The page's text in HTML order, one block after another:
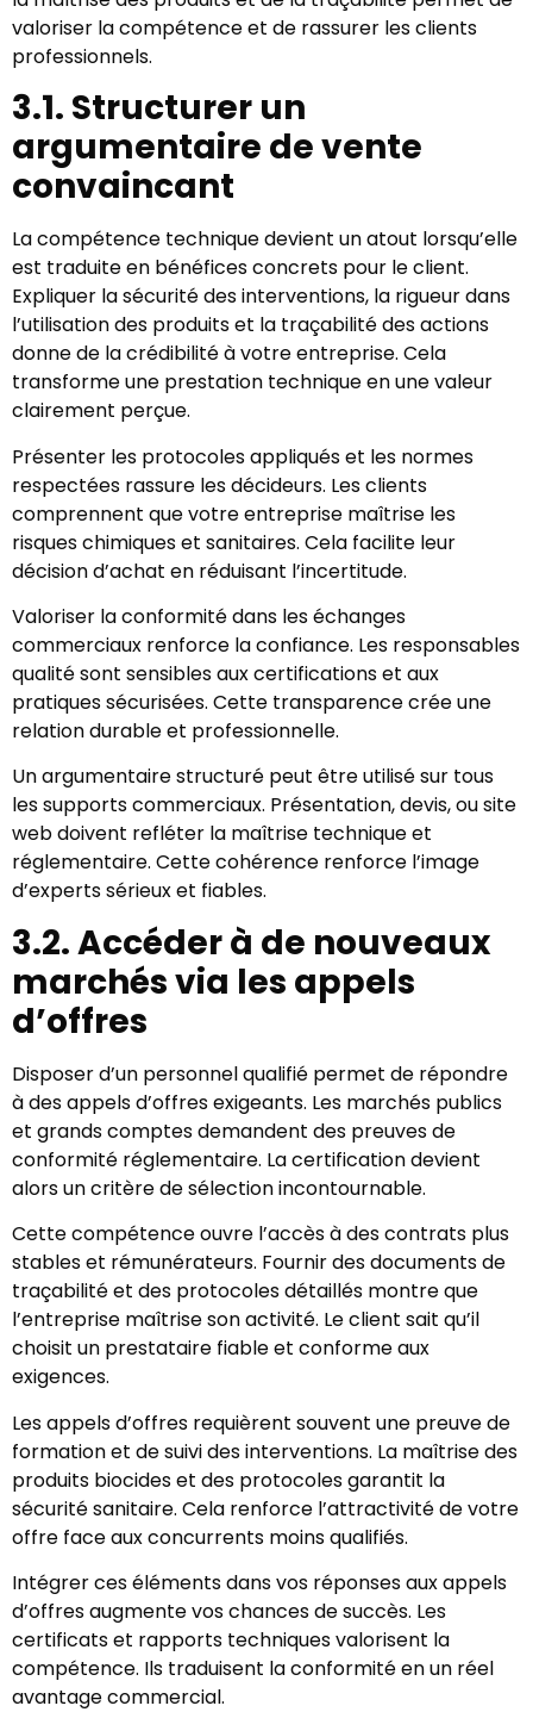
valoriser la compétence et de rassurer les clients
professionnels.
3.1. Structurer un
argumentaire de vente
convaincant
La compétence technique devient un atout lorsqu’elle
est traduite en bénéfices concrets pour le client.
Expliquer la sécurité des interventions, la rigueur dans
l’utilisation des produits et la traçabilité des actions
donne de la crédibilité à votre entreprise. Cela
transforme une prestation technique en une valeur
clairement perçue.
Présenter les protocoles appliqués et les normes
respectées rassure les décideurs. Les clients
comprennent que votre entreprise maîtrise les
risques chimiques et sanitaires. Cela facilite leur
décision d’achat en réduisant l’incertitude.
Valoriser la conformité dans les échanges
commerciaux renforce la confiance. Les responsables
qualité sont sensibles aux certifications et aux
pratiques sécurisées. Cette transparence crée une
relation durable et professionnelle.
Un argumentaire structuré peut être utilisé sur tous
les supports commerciaux. Présentation, devis, ou site
web doivent refléter la maîtrise technique et
réglementaire. Cette cohérence renforce l’image
d’experts sérieux et fiables.
3.2. Accéder à de nouveaux
marchés via les appels
d’offres
Disposer d’un personnel qualifié permet de répondre
à des appels d’offres exigeants. Les marchés publics
et grands comptes demandent des preuves de
conformité réglementaire. La certification devient
alors un critère de sélection incontournable.
Cette compétence ouvre l’accès à des contrats plus
stables et rémunérateurs. Fournir des documents de
traçabilité et des protocoles détaillés montre que
l’entreprise maîtrise son activité. Le client sait qu’il
choisit un prestataire fiable et conforme aux
exigences.
Les appels d’offres requièrent souvent une preuve de
formation et de suivi des interventions. La maîtrise des
produits biocides et des protocoles garantit la
sécurité sanitaire. Cela renforce l’attractivité de votre
offre face aux concurrents moins qualifiés.
Intégrer ces éléments dans vos réponses aux appels
d’offres augmente vos chances de succès. Les
certificats et rapports techniques valorisent la
compétence. Ils traduisent la conformité en un réel
avantage commercial.